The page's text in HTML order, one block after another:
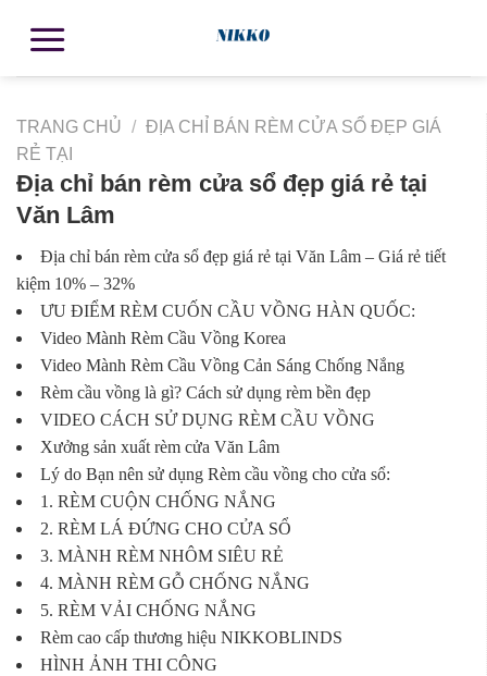
TRANG CHỦ / ĐỊA CHỈ BÁN RÈM CỬA SỔ ĐẸP GIÁ
RẺ TẠI
Địa chỉ bán rèm cửa sổ đẹp giá rẻ tại
Văn Lâm
Địa chỉ bán rèm cửa sổ đẹp giá rẻ tại Văn Lâm – Giá rẻ tiết
kiệm 10% – 32%
ƯU ĐIỂM RÈM CUỐN CẦU VỒNG HÀN QUỐC:
Video Mành Rèm Cầu Vồng Korea
Video Mành Rèm Cầu Vồng Cản Sáng Chống Nắng
Rèm cầu vồng là gì? Cách sử dụng rèm bền đẹp
VIDEO CÁCH SỬ DỤNG RÈM CẦU VỒNG
Xưởng sản xuất rèm cửa Văn Lâm
Lý do Bạn nên sử dụng Rèm cầu vồng cho cửa sổ:
1. RÈM CUỘN CHỐNG NẮNG
2. RÈM LÁ ĐỨNG CHO CỬA SỔ
3. MÀNH RÈM NHÔM SIÊU RẺ
4. MÀNH RÈM GỖ CHỐNG NẮNG
5. RÈM VẢI CHỐNG NẮNG
Rèm cao cấp thương hiệu NIKKOBLINDS
HÌNH ẢNH THI CÔNG